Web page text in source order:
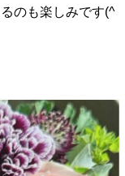
のも楽しみです(^